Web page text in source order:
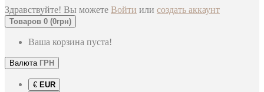
Здравствуйте! Вы можете Войти или создать аккаунт
Товаров 0 (0грн)
Ваша корзина пуста!
Валюта ГРН
€ EUR